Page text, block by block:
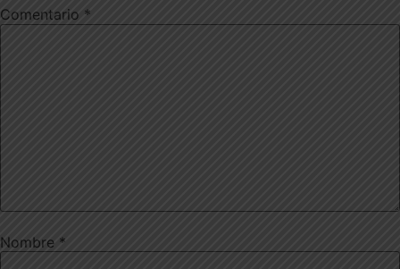
Comentario *
Nombre *